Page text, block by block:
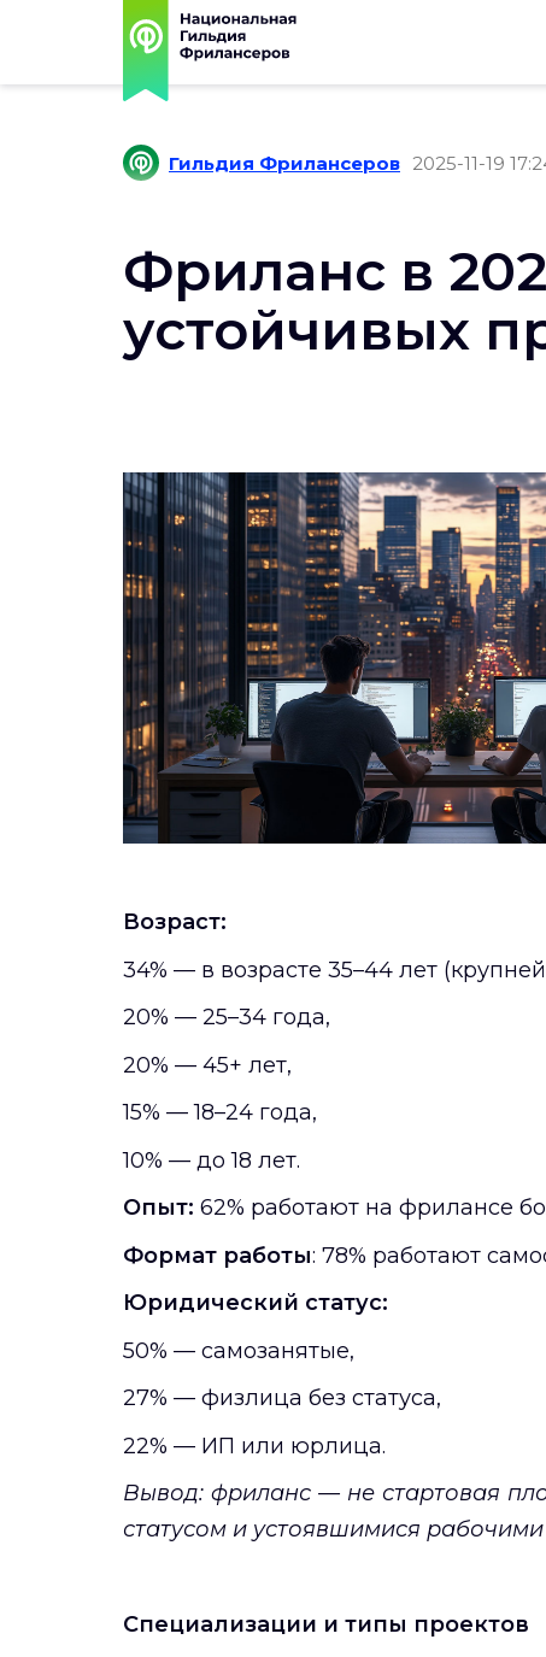
Гильдия Фрилансеров 2025-11-19
Фриланс в
устойчивых
Возраст:
34% — в возрасте 35–44 лет
20% — 25–34 года,
20% — 45+ лет,
15% — 18–24 года,
10% — до 18 лет.
Опыт: 62% работают на фрилансе
Формат работы: 78% работают
Юридический статус:
50% — самозанятые,
27% — физлица без статуса,
22% — ИП или юрлица.
Вывод: фриланс — не стартовая
статусом и устоявшимися
Специализации и типы проектов